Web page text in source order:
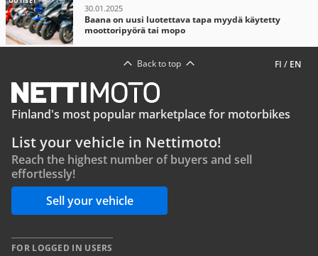
30.01.2025
Baana on uusi luotettava tapa myydä käytetty
moottoripyörä tai mopo
FI / EN
Back to top
Finland's most popular marketplace for motorbikes
List your vehicle in Nettimoto!
Reach the highest number of buyers and sell
effortlessly!
Sell your vehicle
FOR LOGGED IN USERS